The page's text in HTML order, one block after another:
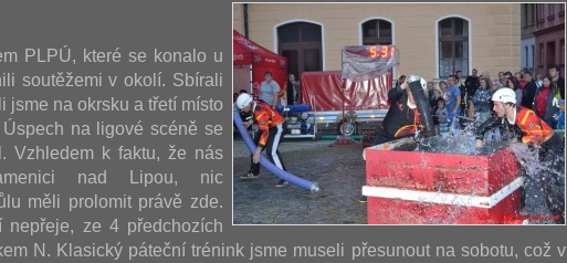
PLPÚ, které se konalo u
soutěžemi v okolí. Sbírali
jsme na okrsku a třetí místo
na ligové scéně se
Vzhledem k faktu, že nás
nad Lipou, nic
měli prolomit právě zde.
ze 4 předchozích
N. Klasický páteční trénink jsme museli přesunout na sobotu, což v